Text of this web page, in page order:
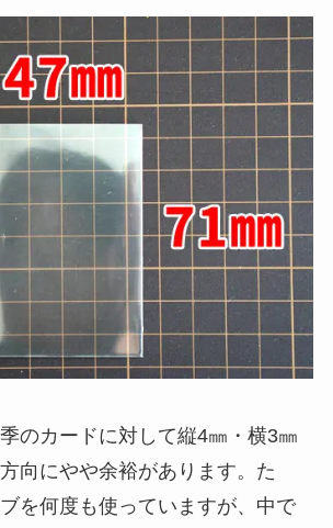
のカードに対して縦4㎜・横3㎜
向にやや余裕があります。た
を何度も使っていますが、中で